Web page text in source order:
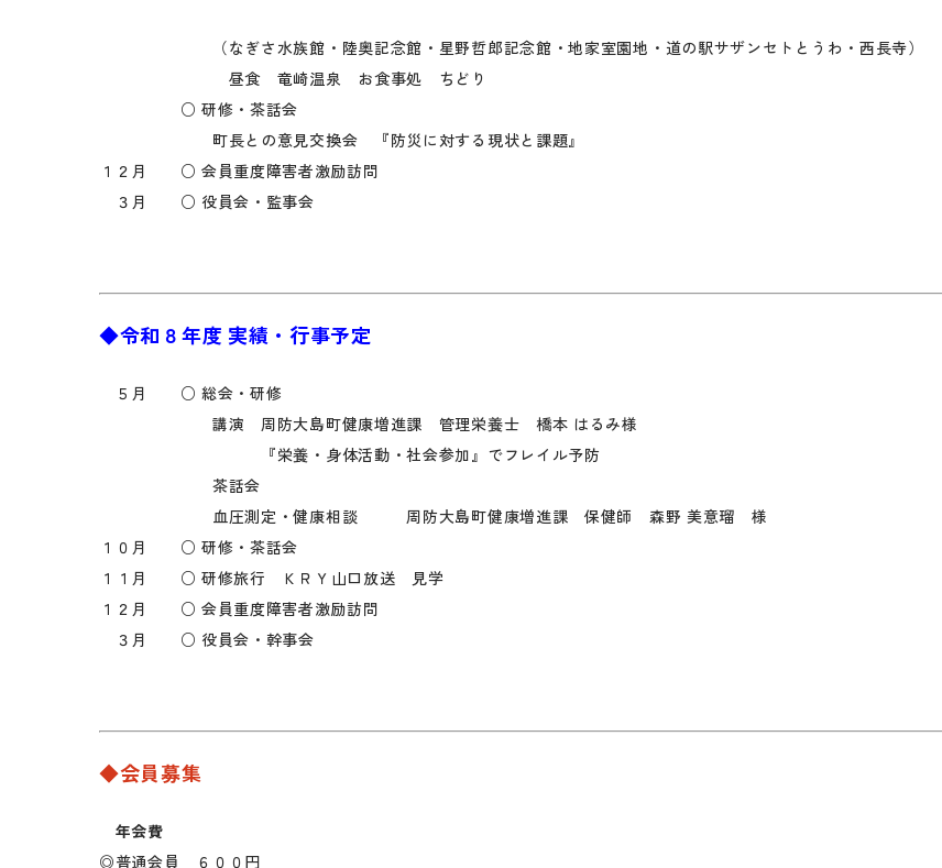
（なぎさ水族館・陸奥記念館・星野哲郎記念館・地家室園地・道の駅サザンセトとうわ・西長寺）
昼食 竜崎温泉 お食事処 ちどり
○ 研修・茶話会
町長との意見交換会 『防災に対する現状と課題』
１２月 ○ 会員重度障害者激励訪問
３月 ○ 役員会・監事会
◆令和８年度 実績・行事予定
５月 ○ 総会・研修
講演 周防大島町健康増進課 管理栄養士 橋本 はるみ様
『栄養・身体活動・社会参加』でフレイル予防
茶話会
血圧測定・健康相談 周防大島町健康増進課 保健師 森野 美意瑠 様
１０月 ○ 研修・茶話会
１１月 ○ 研修旅行 ＫＲＹ山口放送 見学
１２月 ○ 会員重度障害者激励訪問
３月 ○ 役員会・幹事会
◆会員募集
年会費
◎普通会員 ６００円